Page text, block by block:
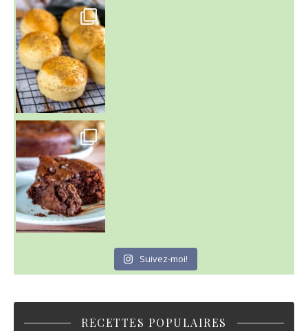
~ BUNS MAISON ~
Un peu de boulange par ici au
~ GÂTEAU FONDANT CHOCO NOISETTE ~
C'est lundi
Suivez-moi!
RECETTES POPULAIRES